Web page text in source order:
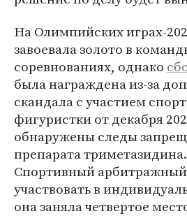
На Олимпийских играх-
завоевала золото в
соревнованиях, однако
была награждена из-за
скандала с участием
фигуристки от декабря
обнаружены следы
препарата
Спортивный арбитражный
участвовать в
она заняла четвертое